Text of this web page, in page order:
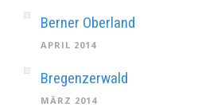
Berner Oberland
APRIL 2014
Bregenzerwald
MÄRZ 2014